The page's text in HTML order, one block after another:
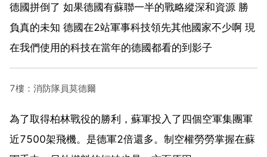
德國拼倒了 如果德國有蘇聯一半的戰略縱深和資源 勝
負真的未知 德國在2站軍事科技領先其他國家不少啊 現
在我們使用的科技在當年的德國都看的到影子
7樓：消防隊員莫德爾
為了取得柏林戰役的勝利，蘇軍投入了四個空軍集團軍
近7500架飛機。是德軍2倍還多。制空權勞勞掌握在蘇